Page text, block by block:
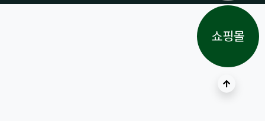
상단으로
쇼핑몰